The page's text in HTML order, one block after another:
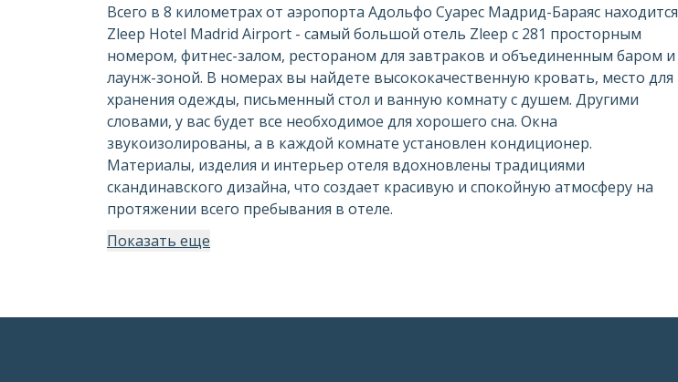
Всего в 8 километрах от аэропорта Адольфо Суарес Мадрид-Бараяс находится
Zleep Hotel Madrid Airport - самый большой отель Zleep с 281 просторным
номером, фитнес-залом, рестораном для завтраков и объединенным баром и
лаунж-зоной. В номерах вы найдете высококачественную кровать, место для
хранения одежды, письменный стол и ванную комнату с душем. Другими
словами, у вас будет все необходимое для хорошего сна. Окна
звукоизолированы, а в каждой комнате установлен кондиционер.
Материалы, изделия и интерьер отеля вдохновлены традициями
скандинавского дизайна, что создает красивую и спокойную атмосферу на
протяжении всего пребывания в отеле.
Показать еще